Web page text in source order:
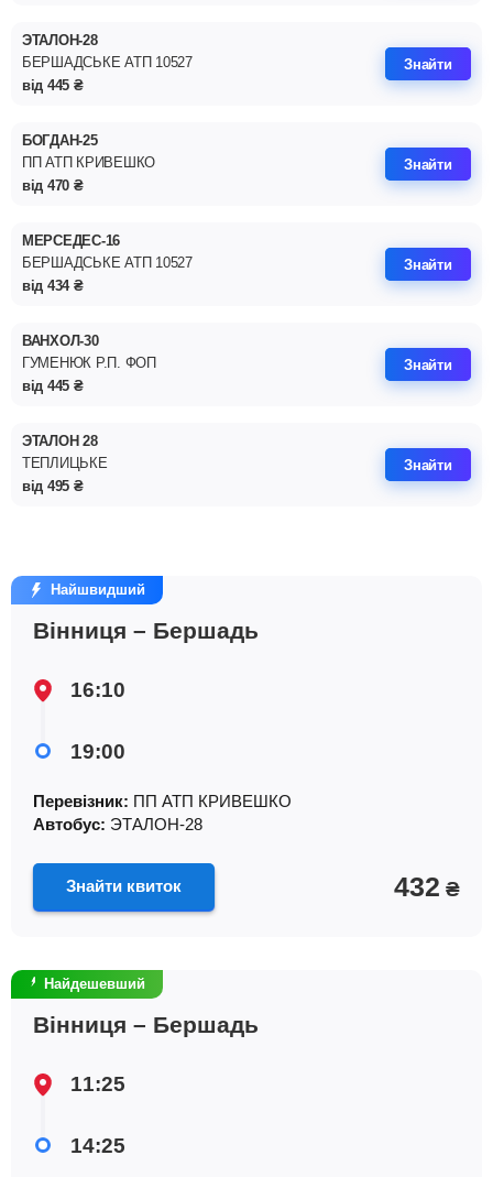
БОГДАН-25
ПП АТП КРИВЕШКО
від 470 ₴
Знайти
МЕРСЕДЕС-16
БЕРШАДСЬКЕ АТП 10527
від 434 ₴
Знайти
ВАНХОЛ-30
ГУМЕНЮК Р.П. ФОП
від 445 ₴
Знайти
ЭТАЛОН-28
БЕРШАДСЬКЕ АТП 10527
від 445 ₴
Знайти
ЭТАЛОН 28
ТЕПЛИЦЬКЕ
від 495 ₴
Знайти
Найшвидший
Вінниця – Бершадь
16:10
19:00
Перевізник: ПП АТП КРИВЕШКО
Автобус: ЭТАЛОН-28
Знайти квиток 432 ₴
Найдешевший
Вінниця – Бершадь
11:25
14:25